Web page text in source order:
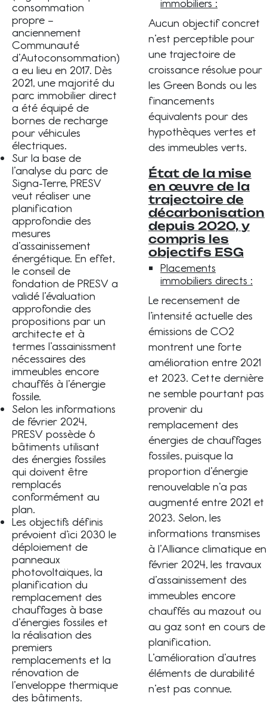
consommation
propre –
anciennement
Communauté
d’Autoconsommation)
a eu lieu en 2017. Dès
2021, une majorité du
parc immobilier direct
a été équipé de
bornes de recharge
pour véhicules
électriques.
Sur la base de
l’analyse du parc de
Signa-Terre, PRESV
veut réaliser une
planification
approfondie des
mesures
d’assainissement
énergétique. En effet,
le conseil de
fondation de PRESV a
validé l’évaluation
approfondie des
propositions par un
architecte et à
termes l’assainissment
nécessaires des
immeubles encore
chauffés à l’énergie
fossile.
Selon les informations
de février 2024,
PRESV possède 6
bâtiments utilisant
des énergies fossiles
qui doivent être
remplacés
conformément au
plan.
Les objectifs définis
prévoient d’ici 2030 le
déploiement de
panneaux
photovoltaïques, la
planification du
remplacement des
chauffages à base
d’énergies fossiles et
la réalisation des
premiers
remplacements et la
rénovation de
l’enveloppe thermique
des bâtiments.
immobiliers :
Aucun objectif concret
n’est perceptible pour
une trajectoire de
croissance résolue pour
les Green Bonds ou les
financements
équivalents pour des
hypothèques vertes et
des immeubles verts.
État de la mise
en œuvre de la
trajectoire de
décarbonisation
depuis 2020, y
compris les
objectifs ESG
Placements
immobiliers directs :
Le recensement de
l’intensité actuelle des
émissions de CO2
montrent une forte
amélioration entre 2021
et 2023. Cette dernière
ne semble pourtant pas
provenir du
remplacement des
énergies de chauffages
fossiles, puisque la
proportion d’énergie
renouvelable n’a pas
augmenté entre 2021 et
2023. Selon, les
informations transmises
à l’Alliance climatique en
février 2024, les travaux
d’assainissement des
immeubles encore
chauffés au mazout ou
au gaz sont en cours de
planification.
L’amélioration d’autres
éléments de durabilité
n’est pas connue.